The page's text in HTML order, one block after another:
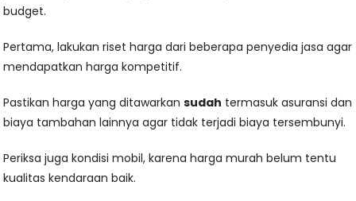
budget.
Pertama, lakukan riset harga dari beberapa penyedia jasa agar
mendapatkan harga kompetitif.
Pastikan harga yang ditawarkansudah termasuk asuransi dan
biaya tambahan lainnya agar tidak terjadi biaya tersembunyi.
Periksa juga kondisi mobil, karena harga murah belum tentu
kualitas kendaraan baik.